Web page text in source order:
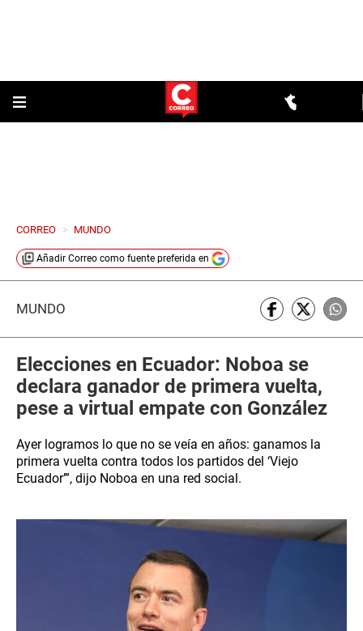
CORREO > MUNDO
Añadir Correo como fuente preferida en
MUNDO
Elecciones en Ecuador: Noboa se
declara ganador de primera vuelta,
pese a virtual empate con González
Ayer logramos lo que no se veía en años: ganamos la
primera vuelta contra todos los partidos del ‘Viejo
Ecuador’”, dijo Noboa en una red social.